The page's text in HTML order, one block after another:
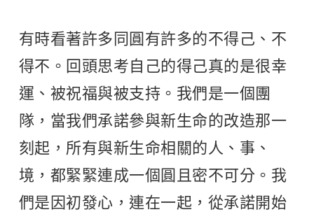
有時看著許多同圓有許多的不得己、不
得不。回頭思考自己的得己真的是很幸
運、被祝福與被支持。我們是一個團
隊，當我們承諾參與新生命的改造那一
刻起，所有與新生命相關的人、事、
境，都緊緊連成一個圓且密不可分。我
們是因初發心，連在一起，從承諾開始